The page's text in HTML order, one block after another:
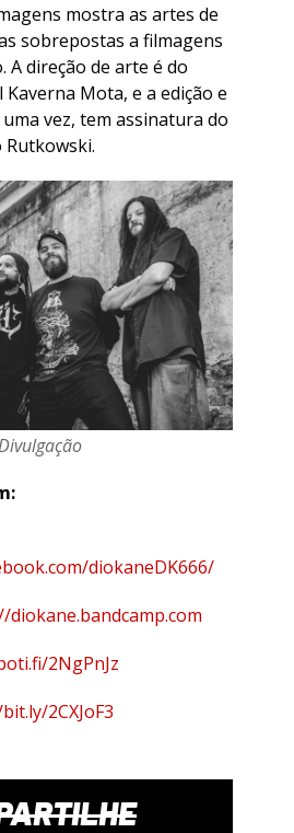
mostra as artes de
sobrepostas a filmagens
A direção de arte é do
Mota, e a edição e
vez, tem assinatura do
Rutkowski.
diokaneDK666/
diokane.bandcamp.com
2NgPnJz
2CXJoF3